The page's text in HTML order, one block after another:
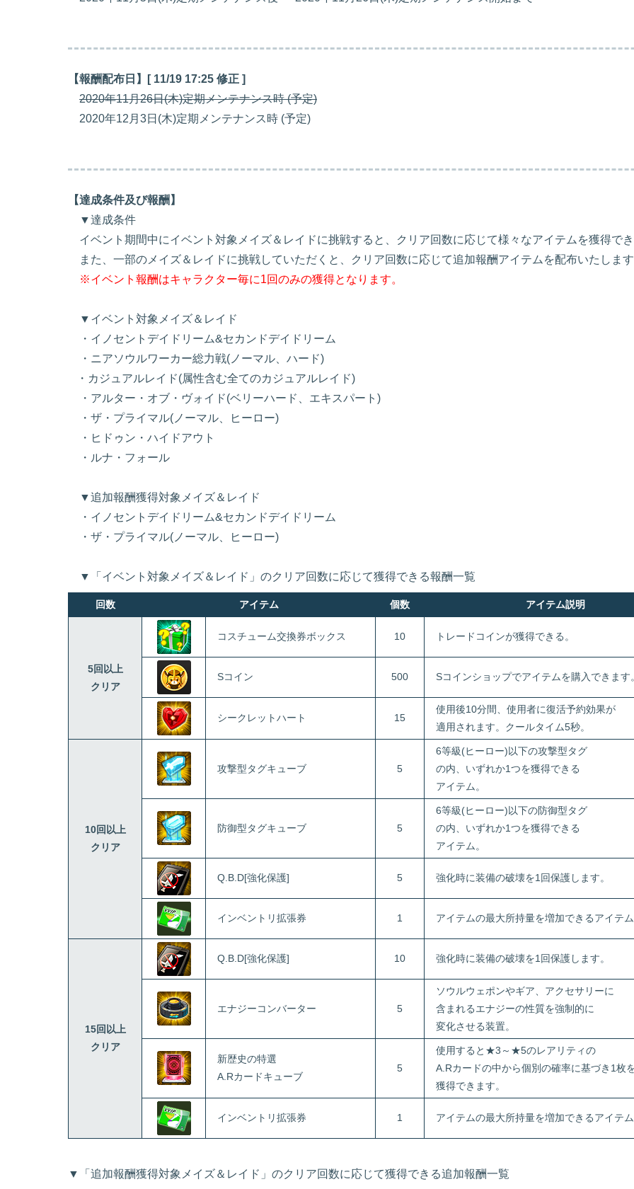
【報酬配布日】[ 11/19 17:25 修正 ]
2020年11月26日(木)定期メンテナンス時 (予定)
2020年12月3日(木)定期メンテナンス時 (予定)
【達成条件及び報酬】
▼達成条件
イベント期間中にイベント対象メイズ＆レイドに挑戦すると、クリア回数に応じて様々なアイテムを獲得で
また、一部のメイズ＆レイドに挑戦していただくと、クリア回数に応じて追加報酬アイテムを配布いたしま
※イベント報酬はキャラクター毎に1回のみの獲得となります。
▼イベント対象メイズ＆レイド
・イノセントデイドリーム&セカンドデイドリーム
・ニアソウルワーカー総力戦(ノーマル、ハード)
・カジュアルレイド(属性含む全てのカジュアルレイド)
・アルター・オブ・ヴォイド(ベリーハード、エキスパート)
・ザ・プライマル(ノーマル、ヒーロー)
・ヒドゥン・ハイドアウト
・ルナ・フォール
▼追加報酬獲得対象メイズ＆レイド
・イノセントデイドリーム&セカンドデイドリーム
・ザ・プライマル(ノーマル、ヒーロー)
▼「イベント対象メイズ＆レイド」のクリア回数に応じて獲得できる報酬一覧
回数 アイテム 個数 アイテム説明
5回以上
クリア
コスチューム交換券ボックス 10 トレードコインが獲得できる。
Sコイン 500 Sコインショップでアイテムを購入できます
シークレットハート 15
使用後10分間、使用者に復活予約効果が
適用されます。クールタイム5秒。
10回以上
クリア
攻撃型タグキューブ 5
6等級(ヒーロー)以下の攻撃型タグ
の内、いずれか1つを獲得できる
アイテム。
防御型タグキューブ 5
6等級(ヒーロー)以下の防御型タグ
の内、いずれか1つを獲得できる
アイテム。
Q.B.D[強化保護] 5 強化時に装備の破壊を1回保護します。
インベントリ拡張券 1 アイテムの最大所持量を増加できるアイテ
15回以上
クリア
Q.B.D[強化保護] 10 強化時に装備の破壊を1回保護します。
エナジーコンバーター 5
ソウルウェポンやギア、アクセサリーに
含まれるエナジーの性質を強制的に
変化させる装置。
新歴史の特選
A.Rカードキューブ
5
使用すると★3～★5のレアリティの
A.Rカードの中から個別の確率に基づき1枚
獲得できます。
インベントリ拡張券 1 アイテムの最大所持量を増加できるアイテ
▼「追加報酬獲得対象メイズ＆レイド」のクリア回数に応じて獲得できる追加報酬一覧